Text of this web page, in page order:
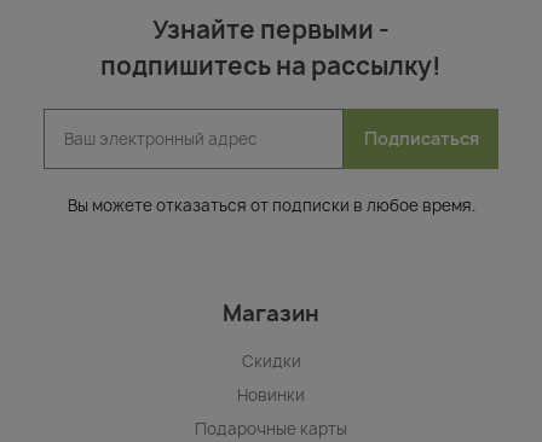
Узнайте первыми -
подпишитесь на рассылку!
Подписаться
Вы можете отказаться от подписки в любое время.
Магазин
Скидки
Новинки
Подарочные карты